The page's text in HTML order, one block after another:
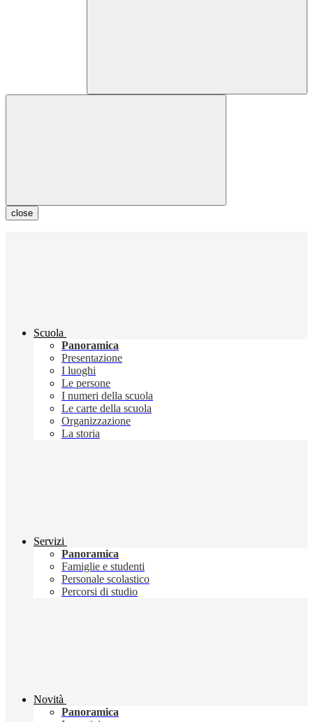
close
Scuola
Panoramica
Presentazione
I luoghi
Le persone
I numeri della scuola
Le carte della scuola
Organizzazione
La storia
Servizi
Panoramica
Famiglie e studenti
Personale scolastico
Percorsi di studio
Novità
Panoramica